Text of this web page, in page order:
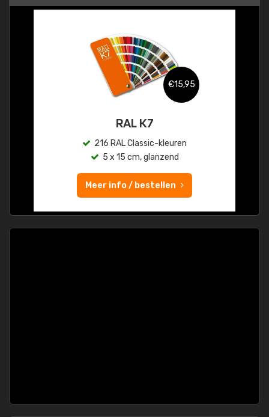
€15,95
RAL K7
216 RAL Classic-kleuren
5 x 15 cm, glanzend
Meer info / bestellen